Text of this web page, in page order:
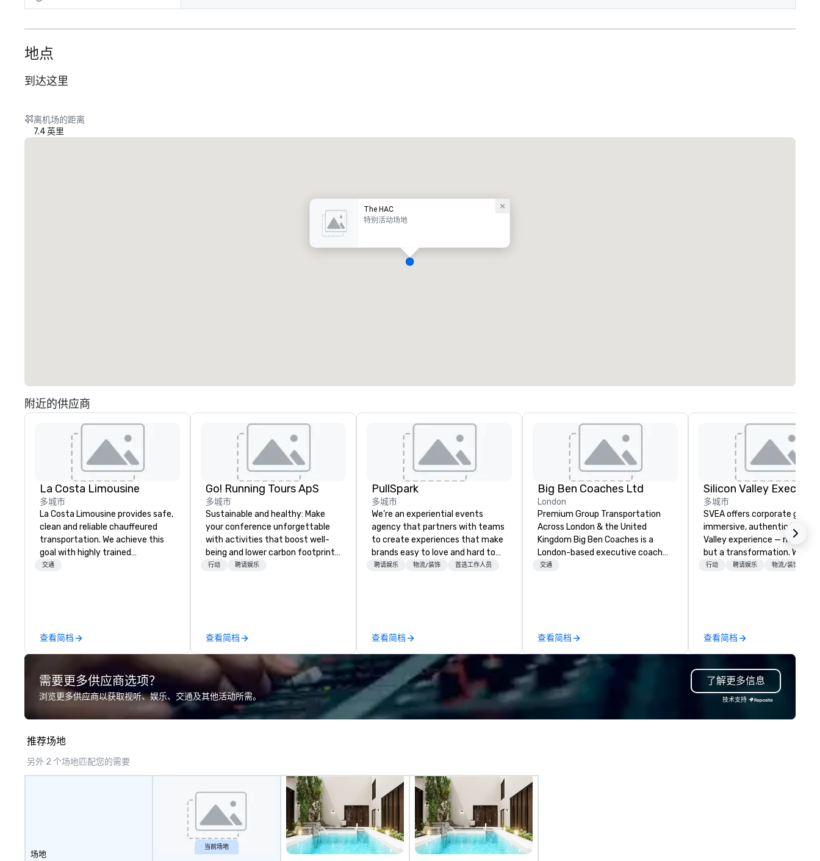
地点
到达这里
离机场的距离
7.4 英里
The HAC
特别活动场地
附近的供应商
La Costa Limousine
多城市
La Costa Limousine provides safe,
clean and reliable chauffeured
transportation. We achieve this
goal with highly trained
chauffeurs, the newest vehicles
perfectly maintained fleet of late
model luxury vehicles to the
professional team of chauffeurs
and support staff; you will know
Costa Limousine.
交通
查看简档
Go! Running Tours ApS
多城市
Sustainable and healthy: Make
your conference unforgettable
with activities that boost well-
being and lower carbon footprints.
Explore the world on the run with
行动 聘请娱乐
查看简档
PullSpark
多城市
We’re an experiential events
agency that partners with teams
to create experiences that make
brands easy to love and hard to
forget. Most companies already
聘请娱乐 物流/装饰 首选工作人员
查看简档
Big Ben Coaches Ltd
London
Premium Group Transportation
Across London & the United
Kingdom Big Ben Coaches is a
London-based executive coach
operator specialising in reliable,
executive fleet, we provide
seamless transport solutions for
planners delivering programmes in
London and throughout the UK.
We operate a fleet of 49–53
6 / ULEZ compliant, featuring air-
交通
查看简档
多城市
SVEA offers corporate
immersive, authentic Silicon
Valley experience — not a
but a transformation. We
and facilitate custom
delegations, incentive
corporate offsites. Whether
group wants to think like a
Valley founder, explore the
mindsets driving the world's
fastest-growing companies,
walk away with a practical
行动 聘请娱乐 物流/装饰
查看简档
需要更多供应商选项？
浏览更多供应商以获取视听、娱乐、交通及其他活动所需。
了解更多信息
技术支持
推荐场地
另外 2 个场地匹配您的需要
场地
当前场地